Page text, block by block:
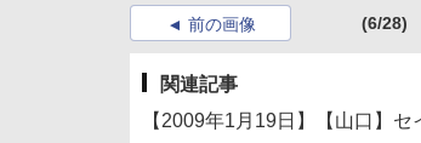
前の画像 (6/28)
関連記事
【2009年1月19日】【山口】